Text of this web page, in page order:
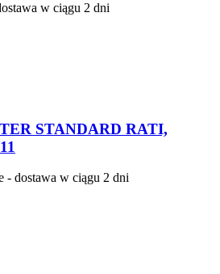
w ciągu 2 dni
STANDARD RATI,
- dostawa w ciągu 2 dni